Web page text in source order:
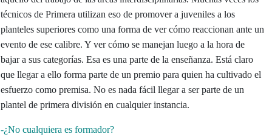
técnicos de Primera utilizan eso de promover a juveniles a los
planteles superiores como una forma de ver cómo reaccionan ante un
evento de ese calibre. Y ver cómo se manejan luego a la hora de
bajar a sus categorías. Esa es una parte de la enseñanza. Está claro
que llegar a ello forma parte de un premio para quien ha cultivado el
esfuerzo como premisa. No es nada fácil llegar a ser parte de un
plantel de primera división en cualquier instancia.
-¿No cualquiera es formador?